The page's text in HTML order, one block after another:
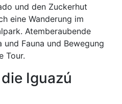
und den Zuckerhut
eine Wanderung im
Atemberaubende
Fauna und Bewegung
Tour.
Iguazú